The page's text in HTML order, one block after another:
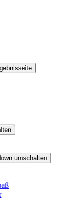
umschalten